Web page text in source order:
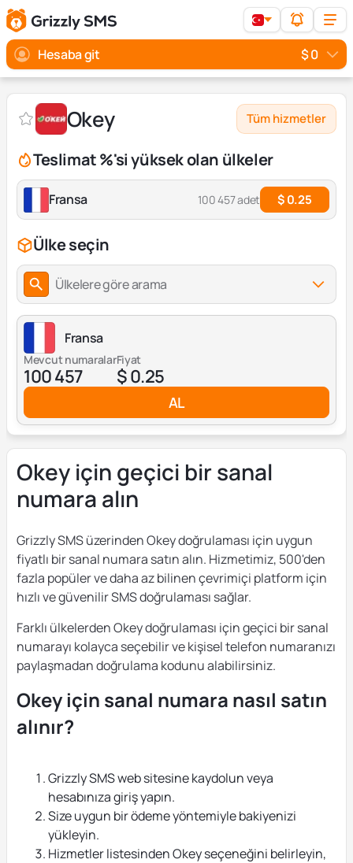
Hesaba git $ 0
Okey Tüm hizmetler
Teslimat %'si yüksek olan ülkeler
Fransa 100 457 adet $ 0.25
Ülke seçin
Ülkelere göre arama
Fransa
Mevcut numaralar
100 457
Fiyat
$ 0.25
AL
Okey için geçici bir sanal
numara alın
Grizzly SMS üzerinden Okey doğrulaması için uygun
fiyatlı bir sanal numara satın alın. Hizmetimiz, 500'den
fazla popüler ve daha az bilinen çevrimiçi platform için
hızlı ve güvenilir SMS doğrulaması sağlar.
Farklı ülkelerden Okey doğrulaması için geçici bir sanal
numarayı kolayca seçebilir ve kişisel telefon numaranızı
paylaşmadan doğrulama kodunu alabilirsiniz.
Okey için sanal numara nasıl satın
alınır?
Grizzly SMS web sitesine kaydolun veya
hesabınıza giriş yapın.
Size uygun bir ödeme yöntemiyle bakiyenizi
yükleyin.
Hizmetler listesinden Okey seçeneğini belirleyin,